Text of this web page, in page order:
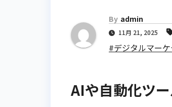
By admin
11月 21, 2025
#デジタルマー
AIや自動化ツ